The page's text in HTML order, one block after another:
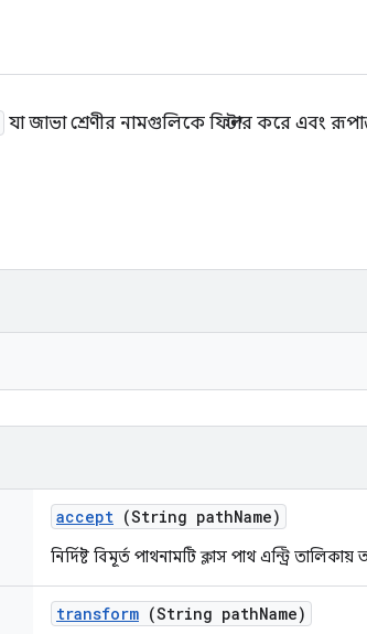
যা জাভা শ্রেণীর নামগুলিকে ফিল্টার করে এবং
accept (String pathName)
নির্দিষ্ট বিমূর্ত পাথনামটি ক্লাস পাথ এন্ট্রি
transform (String pathName)